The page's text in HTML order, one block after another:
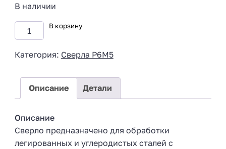
В наличии
В корзину
Категория: Сверла Р6М5
Описание Детали
Описание
Сверло предназначено для обработки
легированных и углеродистых сталей с